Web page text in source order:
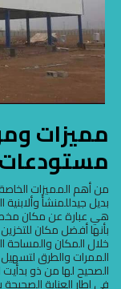
مميزات
مستودعات
من أهم المميزات
بديل جيدللمنشأ وألابنية
هي عبارة عن مكان مخصص
بأنها أفضل مكان للتخزين
خلال المكان والمساحة
الممرات والطرق لتسهيل
الصحيح لها من ذو
في إطار العناية